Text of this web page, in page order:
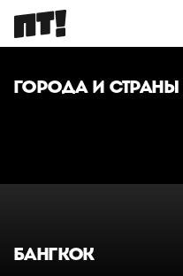
ГОРОДА И СТРАНЫ
БАНГКОК